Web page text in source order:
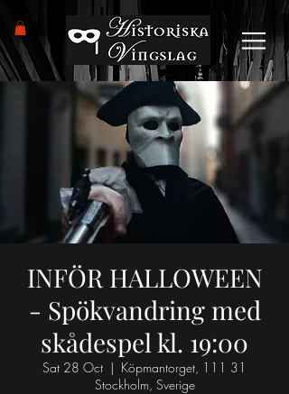
INFÖR HALLOWEEN
- Spökvandring med
skådespel kl. 19:00
Sat 28 Oct
  |
Köpmantorget, 111 31
Stockholm, Sverige